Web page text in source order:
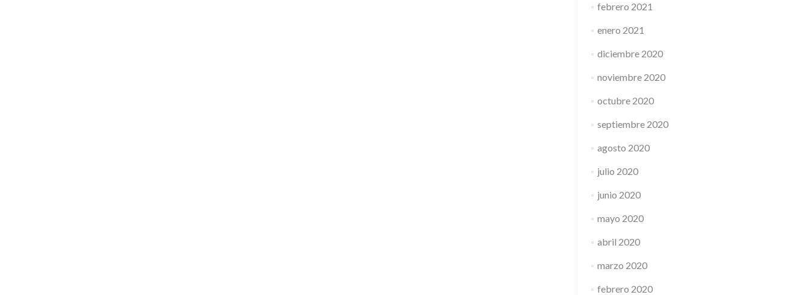
febrero 2021
enero 2021
diciembre 2020
noviembre 2020
octubre 2020
septiembre 2020
agosto 2020
julio 2020
junio 2020
mayo 2020
abril 2020
marzo 2020
febrero 2020